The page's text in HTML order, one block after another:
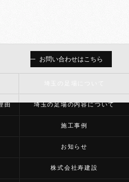
お問い合わせはこちら
由 埼玉の足場の内容について
施工事例
お知らせ
株式会社寿建設